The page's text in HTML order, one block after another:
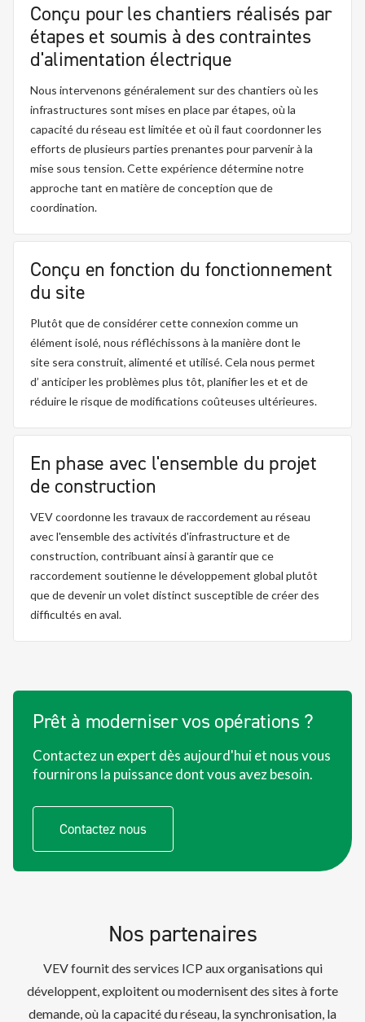
Conçu pour les chantiers réalisés par
étapes et soumis à des contraintes
d'alimentation électrique
Nous intervenons généralement sur des chantiers où les
infrastructures sont mises en place par étapes, où la
capacité du réseau est limitée et où il faut coordonner les
efforts de plusieurs parties prenantes pour parvenir à la
mise sous tension. Cette expérience détermine notre
approche tant en matière de conception que de
coordination.
Conçu en fonction du fonctionnement
du site
Plutôt que de considérer cette connexion comme un
élément isolé, nous réfléchissons à la manière dont le
site sera construit, alimentéet utilisé. Cela nous permet
d’ anticiperles problèmes plus tôt, planifier les et et de
réduire le risque de modifications coûteuses ultérieures.
En phase avec l'ensemble du projet
de construction
VEV coordonne les travaux de raccordement au réseau
avec l'ensemble des activités d'infrastructure et de
construction, contribuant ainsi à garantir que ce
raccordement soutienne le développement global plutôt
que de devenir un volet distinct susceptible de créer des
difficultés en aval.
Prêt à moderniser vos opérations ?
Contactez un expert dès aujourd'hui et nous vous
fournirons la puissance dont vous avez besoin.
Contactez nous
Nos partenaires
VEV fournit des services ICP aux organisations qui
développent, exploitent ou modernisent des sites à forte
demande, où la capacité du réseau, la synchronisation, la